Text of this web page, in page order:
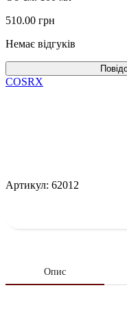
510.00 грн
Немає відгуків
COSRX
Артикул: 62012
Опис